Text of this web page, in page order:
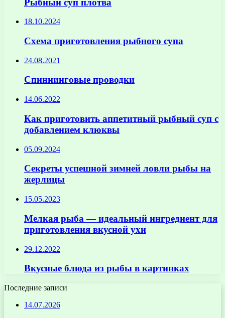
18.10.2024
Схема приготовления рыбного супа
24.08.2021
Спиннинговые проводки
14.06.2022
Как приготовить аппетитный рыбный суп с
добавлением клюквы
05.09.2024
Секреты успешной зимней ловли рыбы на
жерлицы
15.05.2023
Мелкая рыба — идеальный ингредиент для
приготовления вкусной ухи
29.12.2022
Вкусные блюда из рыбы в картинках
Последние записи
14.07.2026